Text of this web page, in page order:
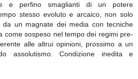
e perfino smaglianti di un potere
stesso evoluto e arcaico, non solo
da un magnate dei media con tecniche
come sospeso nel tempo dei regimi pre-
alle altrui opinioni, prossimo a un
assolutismo. Condizione inedita e